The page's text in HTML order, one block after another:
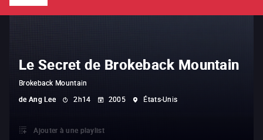
Le Secret de Brokeback Mountain
Brokeback Mountain
de Ang Lee 2h14 2005 États-Unis
Ajouter à une playlist